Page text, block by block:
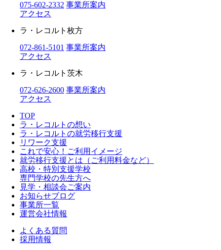
075-602-2332 事業所案内
アクセス
ラ・レコルト枚方
072-861-5101 事業所案内
アクセス
ラ・レコルト茨木
072-626-2600 事業所案内
アクセス
TOP
ラ・レコルトの想い
ラ・レコルトの就労移行支援
リワーク支援
これで安心！ご利用イメージ
就労移行支援とは（ご利用料金など）
高校・特別支援学校
専門学校の先生方へ
見学・相談会ご案内
お知らせブログ
事業所一覧
運営会社情報
よくある質問
採用情報